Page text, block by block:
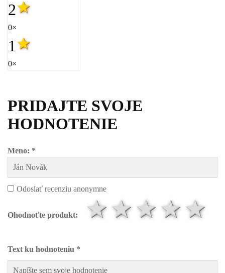
2
0×
1
0×
PRIDAJTE SVOJE
HODNOTENIE
Meno: *
Odoslať recenziu anonymne
Ohodnoťte produkt: 4
3
2
1
Text ku hodnoteniu *